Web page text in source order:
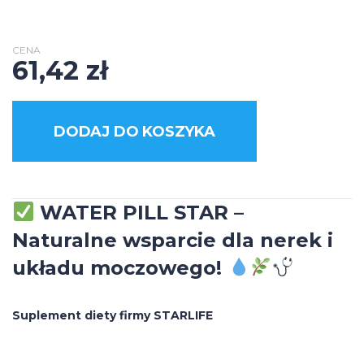
CENA
61,42 zł
DODAJ DO KOSZYKA
WATER PILL STAR –
Naturalne wsparcie dla nerek i
układu moczowego!
Suplement diety firmy STARLIFE